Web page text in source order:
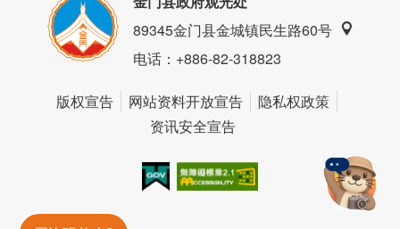
89345金门县金城镇民生路60号
电话：+886-82-318823
版权宣告 网站资料开放宣告
隐私权政策
资讯安全宣告